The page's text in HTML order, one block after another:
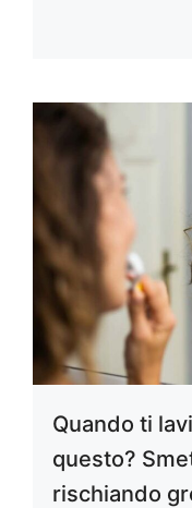
Quando ti
questo?
rischiando